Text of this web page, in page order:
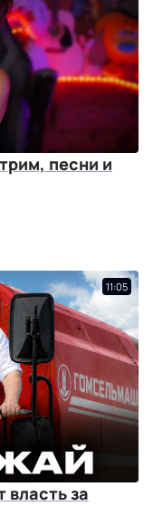
песни и
11:05
за